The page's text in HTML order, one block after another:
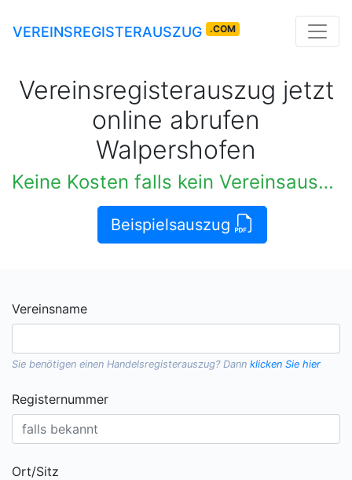
VEREINSREGISTERAUSZUG .COM
Vereinsregisterauszug jetzt
online abrufen
Walpershofen
Keine Kosten falls kein Vereinsauszug verfügbar
Beispielsauszug
Vereinsname
Sie benötigen einen Handelsregisterauszug? Dann klicken Sie hier
Registernummer
Ort/Sitz